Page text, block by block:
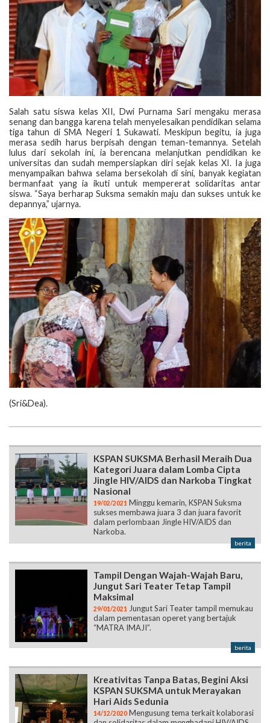
‎Salah satu siswa kelas XII, Dwi Purnama Sari mengaku merasa
senang dan bangga karena telah menyelesaikan pendidikan selama
tiga tahun di SMA Negeri 1 Sukawati. Meskipun begitu, ia juga
merasa sedih harus berpisah dengan teman-temannya. Setelah
lulus dari sekolah ini, ia berencana melanjutkan pendidikan ke
universitas dan sudah mempersiapkan diri sejak kelas XI. Ia juga
menyampaikan bahwa selama bersekolah di sini, banyak kegiatan
bermanfaat yang ia ikuti untuk mempererat solidaritas antar
siswa. “Saya berharap Suksma semakin maju dan sukses untuk ke
depannya,” ujarnya.
‎(‎Sri&Dea).
KSPAN SUKSMA Berhasil Meraih Dua
Kategori Juara dalam Lomba Cipta
Jingle HIV/AIDS dan Narkoba Tingkat
Nasional
19/02/2021 Minggu kemarin, KSPAN Suksma
sukses membawa juara 3 dan juara favorit
dalam perlombaan Jingle HIV/AIDS dan
Narkoba.
berita
Tampil Dengan Wajah-Wajah Baru,
Jungut Sari Teater Tetap Tampil
Maksimal
29/01/2021 Jungut Sari Teater tampil memukau
dalam pementasan operet yang bertajuk
“MATRA IMAJI”.
berita
Kreativitas Tanpa Batas, Begini Aksi
KSPAN SUKSMA untuk Merayakan
Hari Aids Sedunia
14/12/2020 Mengusung tema terkait kolaborasi